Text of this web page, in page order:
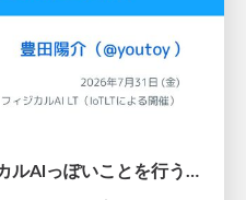
toio・myCobotでフィジカルAIっぽいことを行うための検討（とりあえず調査） / フィジカルAI LT（IoTLTによる開催）